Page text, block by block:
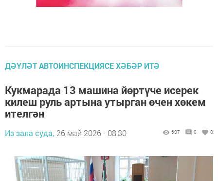
ДӘҮЛӘТ АВТОИНСПЕКЦИЯСЕ ХӘБӘР ИТӘ
Кукмарада 13 машина йөртүче исерек
килеш руль артына утырган өчен хөкем
ителгән
Из зала суда, 26 май 2026 - 08:30 607 0 0